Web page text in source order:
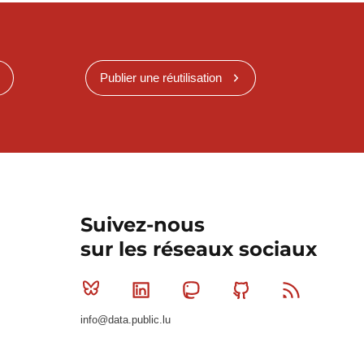
Publier une réutilisation
Suivez-nous
sur les réseaux sociaux
Bluesky Linkedin MastodonGithub
info@data.public.lu